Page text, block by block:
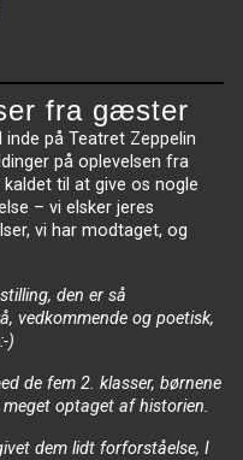
fra gæster
på Teatret Zeppelin
på oplevelsen fra
til at give os nogle
– vi elsker jeres
vi har modtaget, og
den er så
vedkommende og poetisk,
)
de fem 2. klasser, børnene
optaget af historien.
dem lidt forforståelse, I